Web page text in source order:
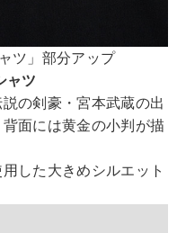
ツ」部分アップ
ャツ
の剣豪・宮本武蔵の出
面には黄金の小判が描
した大きめシルエット